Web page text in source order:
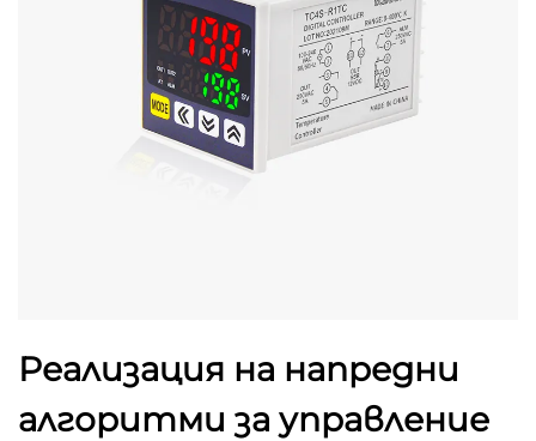
Реализация на напредни
алгоритми за управление